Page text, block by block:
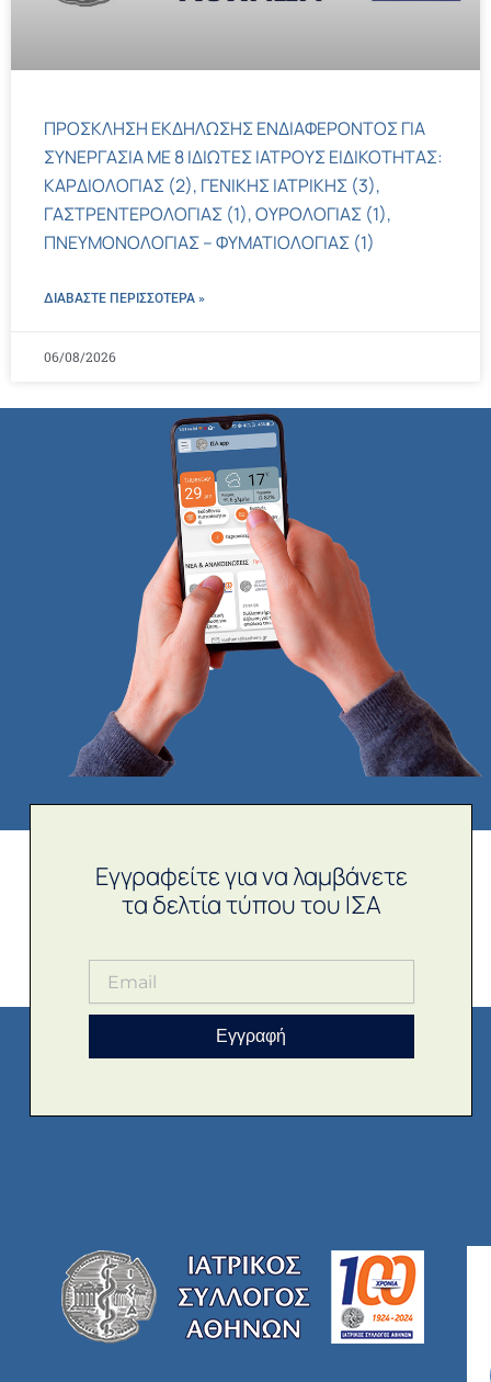
ΠΡΟΣΚΛΗΣΗ ΕΚΔΗΛΩΣΗΣ ΕΝΔΙΑΦΕΡΟΝΤΟΣ ΓΙΑ
ΣΥΝΕΡΓΑΣΙΑ ΜΕ 8 ΙΔΙΩΤΕΣ ΙΑΤΡΟΥΣ ΕΙΔΙΚΟΤΗΤΑΣ:
ΚΑΡΔΙΟΛΟΓΙΑΣ (2), ΓΕΝΙΚΗΣ ΙΑΤΡΙΚΗΣ (3),
ΓΑΣΤΡΕΝΤΕΡΟΛΟΓΙΑΣ (1), ΟΥΡΟΛΟΓΙΑΣ (1),
ΠΝΕΥΜΟΝΟΛΟΓΙΑΣ – ΦΥΜΑΤΙΟΛΟΓΙΑΣ (1)
ΔΙΑΒΑΣΤΕ ΠΕΡΙΣΣΌΤΕΡΑ »
06/08/2026
Εγγραφείτε για να λαμβάνετε
τα δελτία τύπου του ΙΣΑ
Εγγραφή